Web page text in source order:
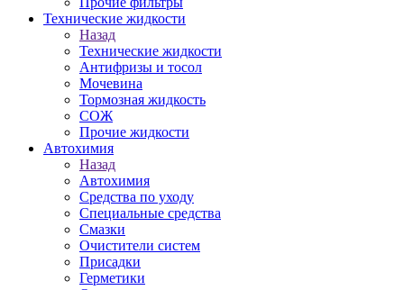
Технические жидкости
Назад
Технические жидкости
Антифризы и тосол
Мочевина
Тормозная жидкость
СОЖ
Прочие жидкости
Автохимия
Назад
Автохимия
Средства по уходу
Специальные средства
Смазки
Очистители систем
Присадки
Герметики